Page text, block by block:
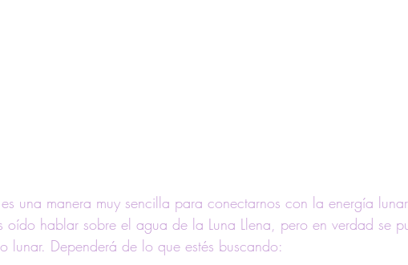
una manera muy sencilla para conectarnos con la energía
oído hablar sobre el agua de la Luna Llena, pero en verdad se
lunar. Dependerá de lo que estés buscando: